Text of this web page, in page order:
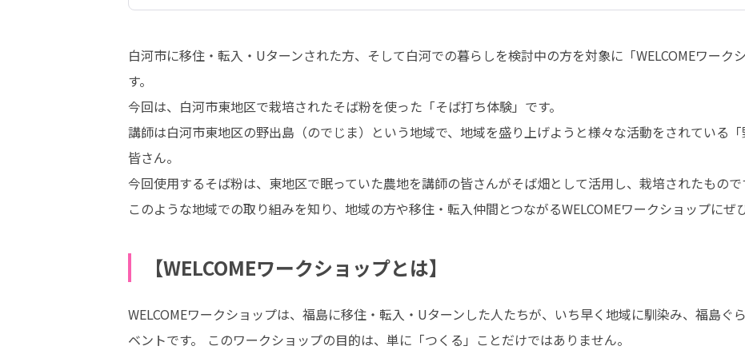
白河市に移住・転入・Uターンされた方、そして白河での暮らしを検討中の方を対象に「WELCOMEワーク
す。
今回は、白河市東地区で栽培されたそば粉を使った「そば打ち体験」です。
講師は白河市東地区の野出島（のでじま）という地域で、地域を盛り上げようと様々な活動をされている
皆さん。
今回使用するそば粉は、東地区で眠っていた農地を講師の皆さんがそば畑として活用し、栽培されたもので
このような地域での取り組みを知り、地域の方や移住・転入仲間とつながるWELCOMEワークショップにぜ
【WELCOMEワークショップとは】
WELCOMEワークショップは、福島に移住・転入・Uターンした人たちが、いち早く地域に馴染み、福島ぐ
ベントです。 このワークショップの目的は、単に「つくる」ことだけではありません。